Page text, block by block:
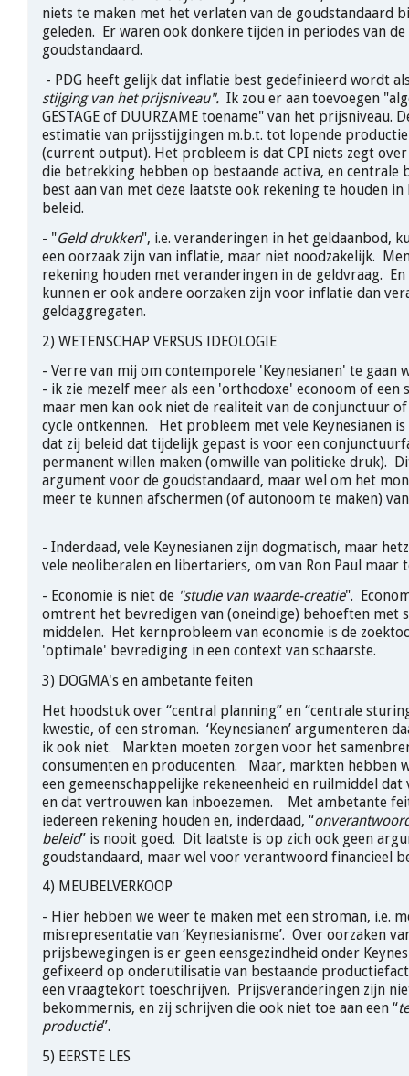
niets te maken met het verlaten van de goudstandaard
geleden. Er waren ook donkere tijden in periodes van de
goudstandaard.
- PDG heeft gelijk dat inflatie best gedefinieerd wordt
stijging van het prijsniveau". Ik zou er aan toevoegen
GESTAGE of DUURZAME toename" van het prijsniveau.
estimatie van prijsstijgingen m.b.t. tot lopende
(current output). Het probleem is dat CPI niets zegt
die betrekking hebben op bestaande activa, en centrale
best aan van met deze laatste ook rekening te houden
beleid.
- "Geld drukken", i.e. veranderingen in het geldaanbod,
een oorzaak zijn van inflatie, maar niet noodzakelijk.
rekening houden met veranderingen in de geldvraag.
kunnen er ook andere oorzaken zijn voor inflatie dan
geldaggregaten.
2) WETENSCHAP VERSUS IDEOLOGIE
- Verre van mij om contemporele 'Keynesianen' te gaan
- ik zie mezelf meer als een 'orthodoxe' econoom of
maar men kan ook niet de realiteit van de conjunctuur of
cycle ontkennen. Het probleem met vele Keynesianen is
dat zij beleid dat tijdelijk gepast is voor een
permanent willen maken (omwille van politieke druk).
argument voor de goudstandaard, maar wel om het
meer te kunnen afschermen (of autonoom te maken)
- Inderdaad, vele Keynesianen zijn dogmatisch, maar
vele neoliberalen en libertariers, om van Ron Paul
- Economie is niet de "studie van waarde-creatie".
omtrent het bevredigen van (oneindige) behoeften met
middelen. Het kernprobleem van economie is de
'optimale' bevrediging in een context van schaarste.
3) DOGMA's en ambetante feiten
Het hoodstuk over “central planning” en “centrale
kwestie, of een stroman. ‘Keynesianen’ argumenteren
ik ook niet. Markten moeten zorgen voor het
consumenten en producenten. Maar, markten hebben
een gemeenschappelijke rekeneenheid en ruilmiddel dat
en dat vertrouwen kan inboezemen. Met ambetante
iedereen rekening houden en, inderdaad, “
beleid” is nooit goed. Dit laatste is op zich ook geen
goudstandaard, maar wel voor verantwoord financieel
4) MEUBELVERKOOP
- Hier hebben we weer te maken met een stroman, i.e.
misrepresentatie van ‘Keynesianisme’. Over oorzaken
prijsbewegingen is er geen eensgezindheid onder
gefixeerd op onderutilisatie van bestaande
een vraagtekort toeschrijven. Prijsveranderingen zijn
bekommernis, en zij schrijven die ook niet toe aan een “
productie”.
5) EERSTE LES